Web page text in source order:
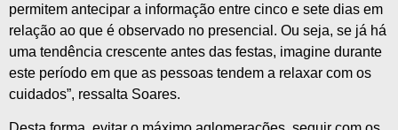
permitem antecipar a informação entre cinco e sete dias em
relação ao que é observado no presencial. Ou seja, se já há
uma tendência crescente antes das festas, imagine durante
este período em que as pessoas tendem a relaxar com os
cuidados”, ressalta Soares.